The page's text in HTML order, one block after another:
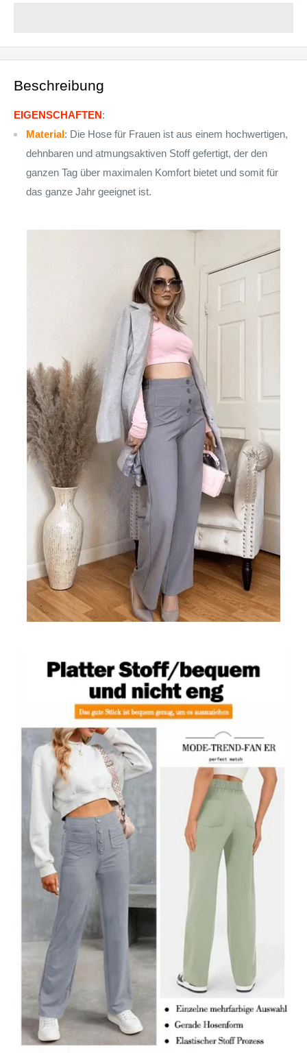
Beschreibung
EIGENSCHAFTEN :
Material : Die Hose für Frauen ist aus einem hochwertigen,
dehnbaren und atmungsaktiven Stoff gefertigt, der den
ganzen Tag über maximalen Komfort bietet und somit für
das ganze Jahr geeignet ist.